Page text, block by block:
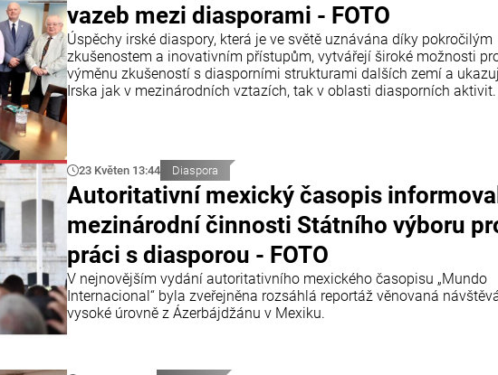
vazeb mezi diasporami - FOTO
Úspěchy irské diaspory, která je ve světě uznávána díky pokročilým
zkušenostem a inovativním přístupům, vytvářejí široké možnosti
výměnu zkušeností s diasporními strukturami dalších zemí a
Irska jak v mezinárodních vztazích, tak v oblasti diasporních aktivit.
23 Květen 13:44 Diaspora
Autoritativní mexický časopis
mezinárodní činnosti Státního výboru
práci s diasporou - FOTO
V nejnovějším vydání autoritativního mexického časopisu „Mundo
Internacional“ byla zveřejněna rozsáhlá reportáž věnovaná
vysoké úrovně z Ázerbájdžánu v Mexiku.